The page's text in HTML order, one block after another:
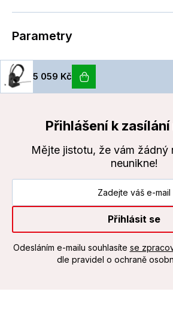
Parametry
5 059 Kč
Přihlášení k
Mějte jistotu, že vám žádný
neunikne!
Přihlásit se
Odesláním e-mailu souhlasíte se
dle pravidel o ochraně